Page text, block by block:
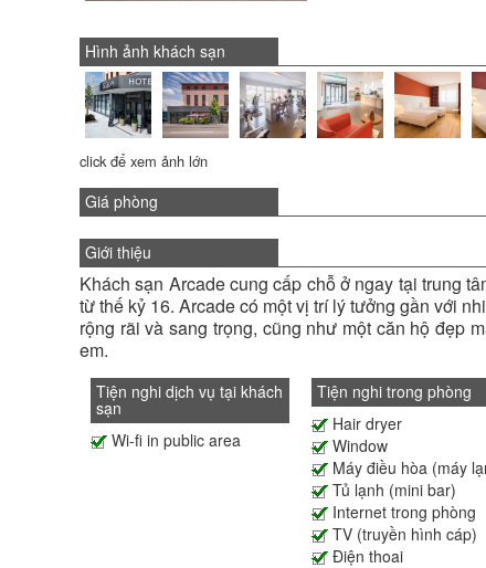
Hình ảnh khách sạn
click để xem ảnh lớn
Giá phòng
Giới thiệu
Khách sạn Arcade cung cấp chỗ ở ngay tại trung
từ thế kỷ 16. Arcade có một vị trí lý tưởng gần với
rộng rãi và sang trọng, cũng như một căn hộ đẹp
em.
Tiện nghi dịch vụ tại khách
sạn
Wi-fi in public area
Tiện nghi trong phòng
Hair dryer
Window
Máy điều hòa (máy
Tủ lạnh (mini bar)
Internet trong phòng
TV (truyền hình cáp)
Điện thoai